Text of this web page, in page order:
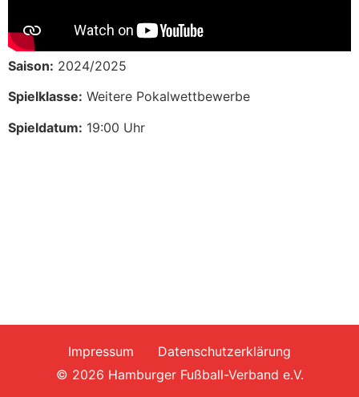
Saison: 2024/2025
Spielklasse: Weitere Pokalwettbewerbe
Spieldatum: 19:00 Uhr
Impressum
Datenschutzerklärung
© 2026 Hamburger Fußball-Verband e.V.